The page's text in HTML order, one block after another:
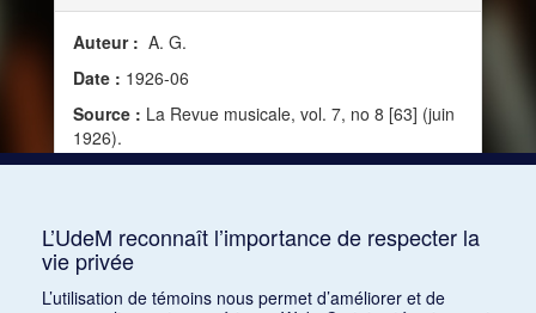
Auteur : A. G.
Date : 1926-06
Source : La Revue musicale, vol. 7, no 8 [63] (juin
1926).
Mots clés :Satie, Erik, Rimski-Korsakov, Nikolaï,
L’UdeM reconnaît l’importance de respecter la
vie privée
L’utilisation de témoins nous permet d’améliorer et de